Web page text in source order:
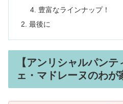
豊富なラインナップ！
最後に
【アンリシャルパン
ェ・マドレーヌのわが